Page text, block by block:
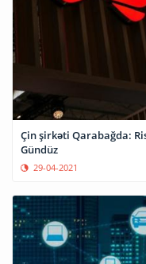
Çin şirkəti Qarabağda:
Gündüz
29-04-2021